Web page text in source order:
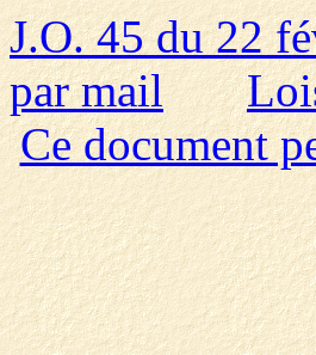
J.O. 45 du 22
par mail
Ce document